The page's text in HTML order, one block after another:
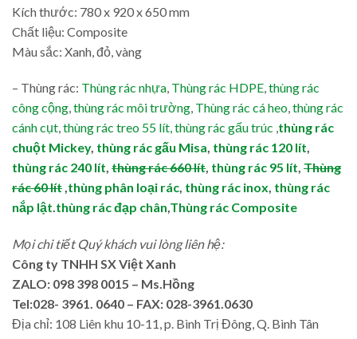
Kích thước: 780 x 920 x 650 mm
Chất liệu: Composite
Màu sắc: Xanh, đỏ, vàng
– Thùng rác: Thùng rác nhựa, Thùng rác HDPE,thùng rác
công cộng,thùng rác môi trường, Thùng rác cá heo,thùng rác
cánh cụt,thùng rác treo 55 lít,thùng rác gấu trúc ,thùng rác
chuột Mickey, thùng rác gấu Misa, thùng rác 120 lít,
thùng rác 240 lít, thùng rác 660 lít, thùng rác 95 lít, Thùng
rác 60 lít,thùng phân loại rác, thùng rác inox, thùng rác
nắp lật.thùng rác đạp chân,Thùng rác Composite
Mọi chi tiết Quý khách vui lòng liên hệ:
Công ty TNHH SX Việt Xanh
ZALO: 098 398 0015 – Ms.Hồng
Tel:028- 3961. 0640 – FAX: 028-3961.0630
Địa chỉ: 108 Liên khu 10-11, p. Bình Trị Đông, Q. Bình Tân